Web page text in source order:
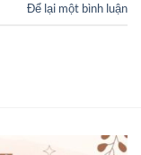
Để lại một bình luận